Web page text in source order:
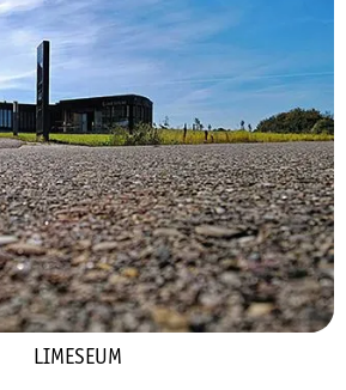
LIMESEUM